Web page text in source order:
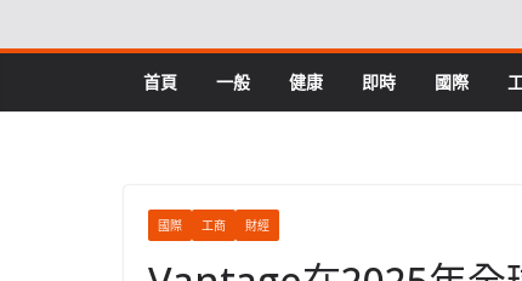
to
首頁 一般 健康 即時 國際
國際 工商 財經